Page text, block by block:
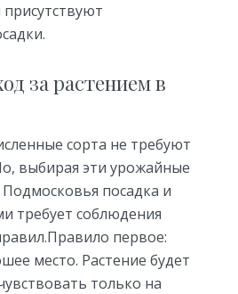
присутствуют
за растением в
сорта не требуют
выбирая эти урожайные
посадка и
требует соблюдения
первое:
место. Растение будет
только на